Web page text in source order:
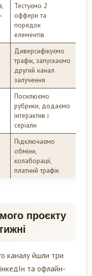
Тестуємо 2
оффери та
порядок
елементів
Диверсифікуємо
трафік, запускаємо
другий канал
залучення
Посилюємо
рубрики, додаємо
інтерактив і
серіали
Підключаємо
обміни,
колаборації,
платний трафік
проєкту
каналу йшли три
та офлайн-